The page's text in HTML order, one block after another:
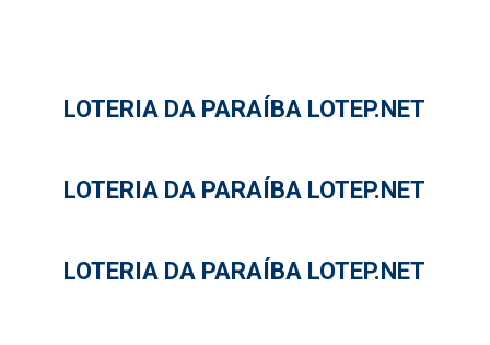
LOTERIA DA PARAÍBA LOTEP.NET
LOTERIA DA PARAÍBA LOTEP.NET
LOTERIA DA PARAÍBA LOTEP.NET